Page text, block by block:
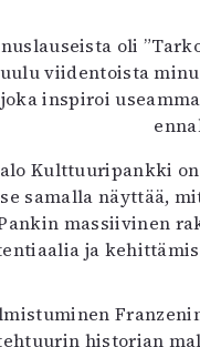
oli
viidentoista
inspiroi
Kulttuuripankki
samalla näyttää,
massiivinen
ja
historian